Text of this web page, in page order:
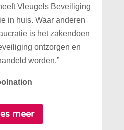
Vleugels Beveiliging
in huis. Waar anderen
is het zakendoen
ontzorgen en
worden.”
meer